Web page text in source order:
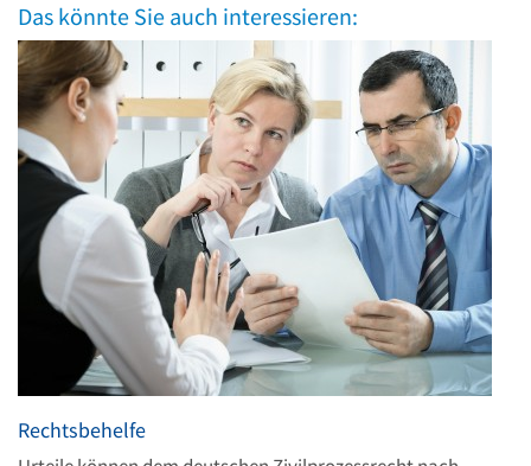
Das könnte Sie auch interessieren:
Rechtsbehelfe